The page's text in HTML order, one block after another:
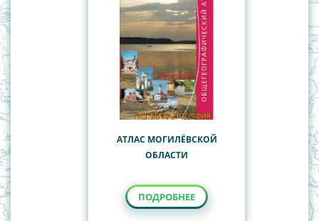
АТЛАС МОГИЛЁВСКОЙ
ОБЛАСТИ
ПОДРОБНЕЕ